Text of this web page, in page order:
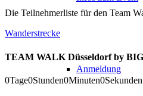
Anmeldung
Die Teilnehmerliste für den Team
Wanderstrecke
TEAM WALK Düsseldorf by
0Tage0Stunden0Minuten0Sekunden